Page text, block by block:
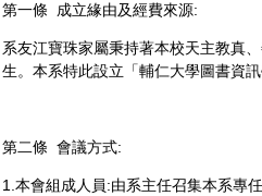
第一條 成立緣由及經費來源:
系友江寶珠家屬秉持著本校天主教真
生。本系特此設立「輔仁大學圖書資
第二條 會議方式:
1.本會組成人員:由系主任召集本系專任